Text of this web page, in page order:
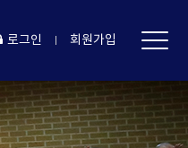
로그인 회원가입